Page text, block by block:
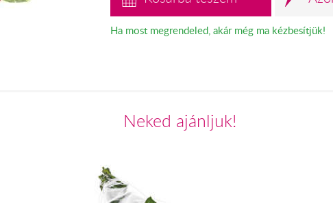
Ha most megrendeled, akár még ma kézbesítjük!
Neked ajánljuk!